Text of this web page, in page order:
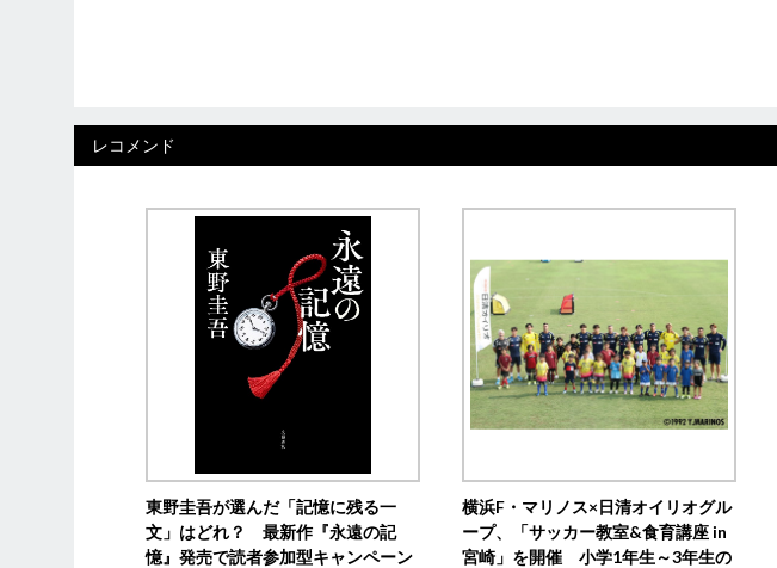
レコメンド
東野圭吾が選んだ「記憶に残る一
文」はどれ？ 最新作『永遠の記
憶』発売で読者参加型キャンペーン
横浜F・マリノス×日清オイリオグル
ープ、「サッカー教室&食育講座 in
宮崎」を開催 小学1年生～3年生の